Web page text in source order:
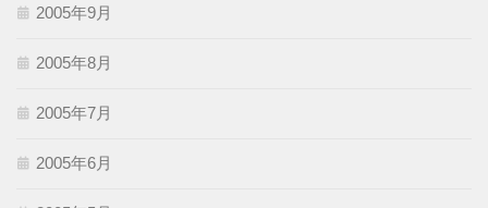
2005年9月
2005年8月
2005年7月
2005年6月